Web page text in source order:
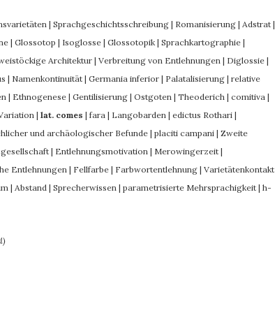
| Sprachgeschichtsschreibung | Romanisierung | Adstrat |
| Glossotop | Isoglosse | Glossotopik | Sprachkartographie |
Architektur| Verbreitung von Entlehnungen | Diglossie |
| Namenkontinuität | Germania inferior | Palatalisierung | relative
| Ethnogenese | Gentilisierung | Ostgoten | Theoderich | comitiva |
| lat. comes | fara | Langobarden | edictus Rothari |
und archäologischer Befunde | placiti campani | Zweite
| Entlehnungsmotivation | Merowingerzeit |
Entlehnungen | Fellfarbe | Farbwortentlehnung | Varietätenkontakt
| Abstand | Sprecherwissen | parametrisierte Mehrsprachigkeit | h-